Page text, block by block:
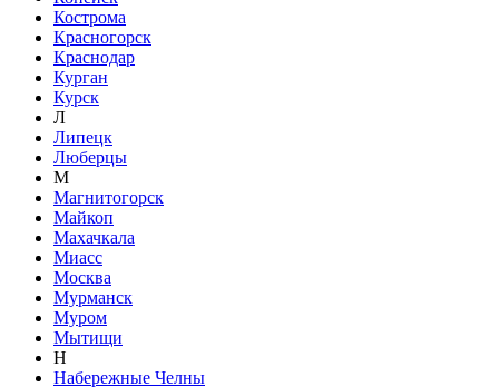
Кострома
Красногорск
Краснодар
Курган
Курск
Л
Липецк
Люберцы
М
Магнитогорск
Майкоп
Махачкала
Миасс
Москва
Мурманск
Муром
Мытищи
Н
Набережные Челны